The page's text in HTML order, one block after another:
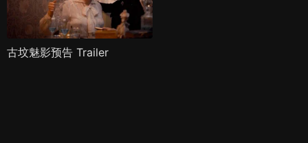
古坟魅影预告 Trailer